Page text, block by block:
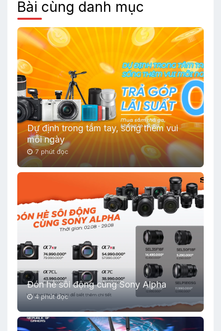
Bài cùng danh mục
Dự định trong tầm tay, sống thêm vui
mỗi ngày
7 phút đọc
Đón hè sôi động cùng Sony Alpha
4 phút đọc